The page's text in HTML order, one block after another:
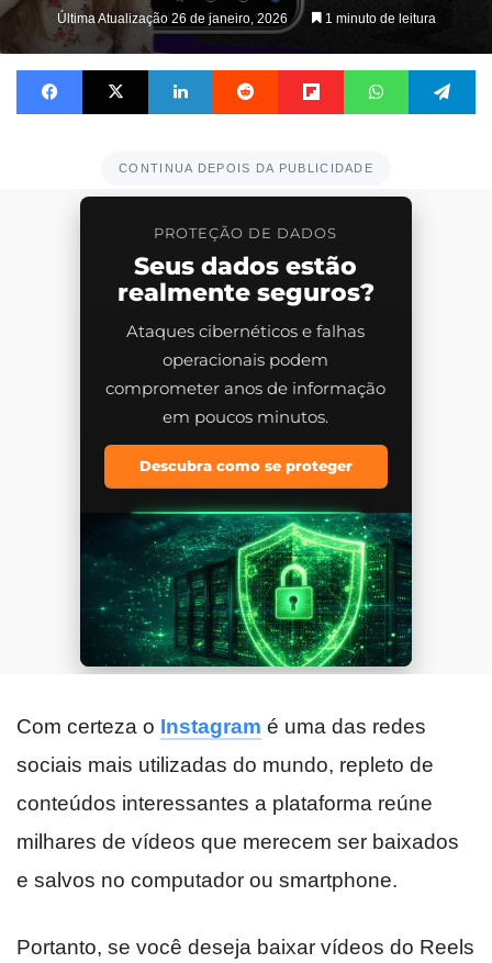
on
X
Última Atualização 26 de janeiro, 2026 1 minuto de leitura
Facebook X Linkedin Reddit Flipboard WhatsApp
CONTINUA DEPOIS DA PUBLICIDADE
PROTEÇÃO DE DADOS
Seus dados estão
realmente seguros?
Ataques cibernéticos e falhas
operacionais podem
comprometer anos de informação
em poucos minutos.
Descubra como se proteger
Com certeza o Instagram é uma das redes
sociais mais utilizadas do mundo, repleto de
conteúdos interessantes a plataforma reúne
milhares de vídeos que merecem ser baixados
e salvos no computador ou smartphone.
Portanto, se você deseja baixar vídeos do Reels